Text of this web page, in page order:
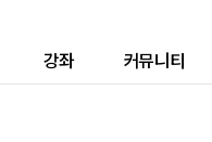
강좌 커뮤니티